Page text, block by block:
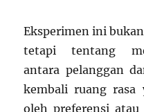
Eksperimen ini
tetapi tentang
antara pelanggan
kembali ruang rasa
oleh preferensi